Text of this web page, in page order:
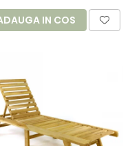
IN COS